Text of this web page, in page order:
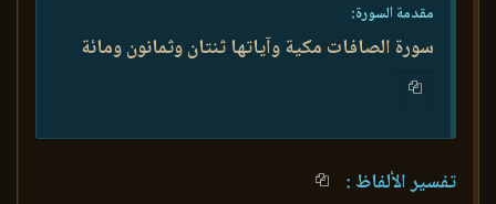
مقدمة السورة:
سورة الصافات مكية وآياتها ثنتان وثمانون ومائة
تفسير الألفاظ :